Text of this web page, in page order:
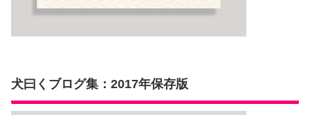
犬曰くブログ集：2017年保存版